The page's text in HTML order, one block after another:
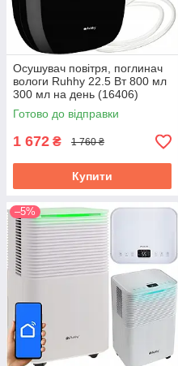
Осушувач повітря, поглинач
вологи Ruhhy 22.5 Вт 800 мл
300 мл на день (16406)
Готово до відправки
1 672 ₴ 1 760 ₴
Купити
–5%